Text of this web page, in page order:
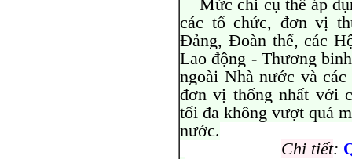
Mức chi cụ thể áp
các tổ chức, đơn vị
Đảng, Đoàn thể, các
Lao động - Thương
ngoài Nhà nước và
đơn vị thống nhất với
tối đa không vượt quá
nước.
Chi tiết: